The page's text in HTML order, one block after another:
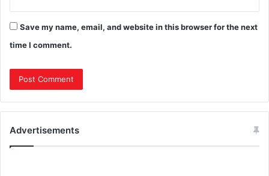
Save my name, email, and website in this browser for the next
time I comment.
Advertisements